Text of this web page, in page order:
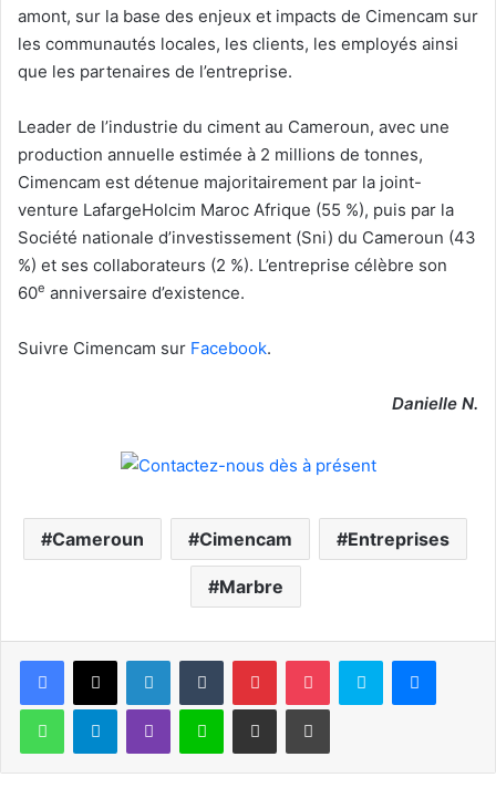
amont, sur la base des enjeux et impacts de Cimencam sur
les communautés locales, les clients, les employés ainsi
que les partenaires de l’entreprise.
Leader de l’industrie du ciment au Cameroun, avec une
production annuelle estimée à 2 millions de tonnes,
Cimencam est détenue majoritairement par la joint-
venture LafargeHolcim Maroc Afrique (55 %), puis par la
Société nationale d’investissement (Sni) du Cameroun (43
%) et ses collaborateurs (2 %). L’entreprise célèbre son
60e anniversaire d’existence.
Suivre Cimencam sur Facebook.
Danielle N.
Cameroun Cimencam Entreprises
Marbre
Facebook
X LinkedinTumblr PinterestPocket Skype
WhatsAppTelegramViber Ligne Partager par email Imprimer